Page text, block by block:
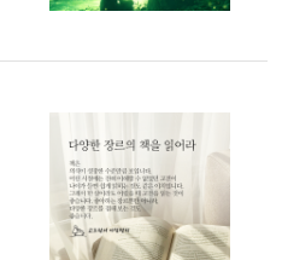
내면혁명워
10/17~10/18
황금변캠프
통증잡는워
크숍